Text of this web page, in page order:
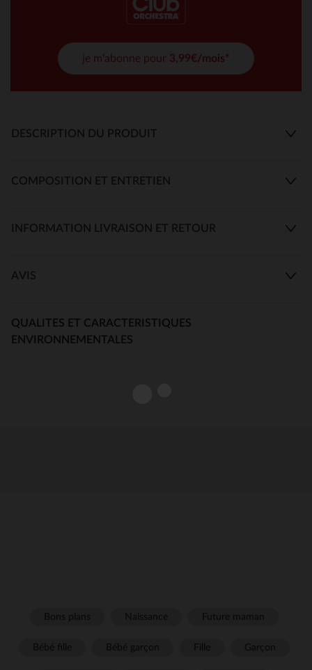
je m'abonne pour 3,99€/mois*
DESCRIPTION DU PRODUIT
COMPOSITION ET ENTRETIEN
INFORMATION LIVRAISON ET RETOUR
AVIS
QUALITES ET CARACTERISTIQUES
ENVIRONNEMENTALES